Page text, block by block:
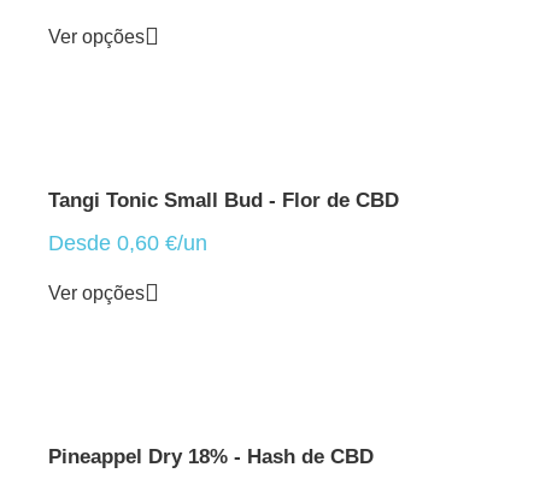
Ver opções
Tangi Tonic Small Bud - Flor de CBD
Desde 0,60 €/un
Ver opções
Pineappel Dry 18% - Hash de CBD